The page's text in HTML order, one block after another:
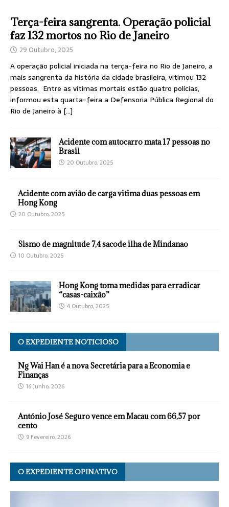
Terça-feira sangrenta. Operação policial
faz 132 mortos no Rio de Janeiro
29 Outubro, 2025
A operação policial iniciada na terça-feira no Rio de Janeiro, a
mais sangrenta da história da cidade brasileira, vitimou 132
pessoas. Entre as vítimas mortais estão quatro polícias,
informou esta quarta-feira a Defensoria Pública Regional do
Rio de Janeiro à […]
Acidente com autocarro mata 17 pessoas no
Brasil
20 Outubro, 2025
Acidente com avião de carga vitima duas pessoas em
Hong Kong
20 Outubro, 2025
Sismo de magnitude 7,4 sacode ilha de Mindanao
10 Outubro, 2025
Hong Kong toma medidas para erradicar
“casas-caixão”
4 Outubro, 2025
O EXPEDIENTE NOTICIOSO
Ng Wai Han é a nova Secretária para a Economia e
Finanças
16 Junho, 2026
António José Seguro vence em Macau com 66,57 por
cento
9 Fevereiro, 2026
O EXPEDIENTE OPINATIVO